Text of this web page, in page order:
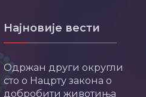
Најновије вести
Одржан други округли
сто о Нацрту закона о
добробити животиња